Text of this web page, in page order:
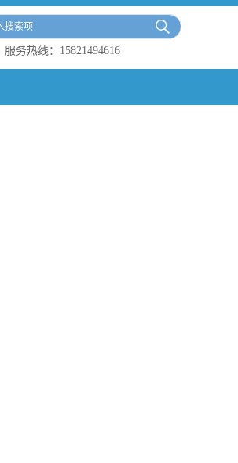
服务热线： 15821494616